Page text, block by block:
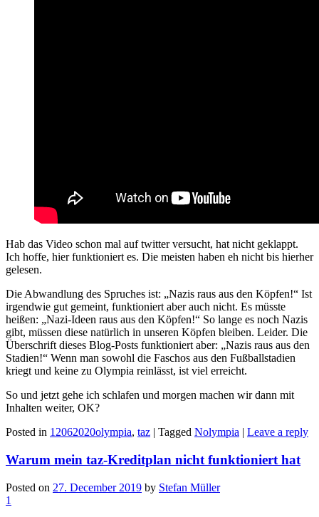
Hab das Video schon mal auf twitter versucht, hat nicht geklappt.
Ich hoffe, hier funktioniert es. Die meisten haben eh nicht bis hierher
gelesen.
Die Abwandlung des Spruches ist: „Nazis raus aus den Köpfen!“ Ist
irgendwie gut gemeint, funktioniert aber auch nicht. Es müsste
heißen: „Nazi-Ideen raus aus den Köpfen!“ So lange es noch Nazis
gibt, müssen diese natürlich in unseren Köpfen bleiben. Leider. Die
Überschrift dieses Blog-Posts funktioniert aber: „Nazis raus aus den
Stadien!“ Wenn man sowohl die Faschos aus den Fußballstadien
kriegt und keine zu Olympia reinlässt, ist viel erreicht.
So und jetzt gehe ich schlafen und morgen machen wir dann mit
Inhalten weiter, OK?
Posted in 12062020olympia, taz | Tagged Nolympia | Leave a reply
Warum mein taz-Kreditplan nicht funktioniert hat
Posted on 27. December 2019 by Stefan Müller
1